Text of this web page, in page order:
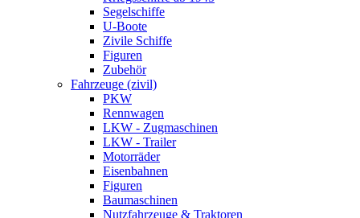
Segelschiffe
U-Boote
Zivile Schiffe
Figuren
Zubehör
Fahrzeuge (zivil)
PKW
Rennwagen
LKW - Zugmaschinen
LKW - Trailer
Motorräder
Eisenbahnen
Figuren
Baumaschinen
Nutzfahrzeuge & Traktoren